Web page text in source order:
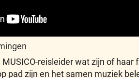
reisleider wat zijn of
pad zijn en het samen muziek